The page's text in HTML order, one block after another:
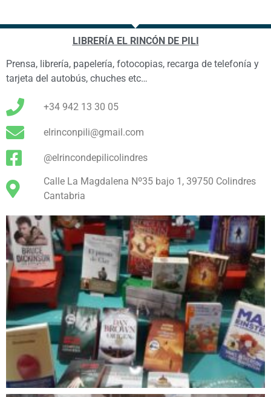
LIBRERÍA EL RINCÓN DE PILI
Prensa, librería, papelería, fotocopias, recarga de telefonía y
tarjeta del autobús, chuches etc…
+34 942 13 30 05
elrinconpili@gmail.com
@elrincondepilicolindres
Calle La Magdalena Nº35 bajo 1, 39750 Colindres
Cantabria